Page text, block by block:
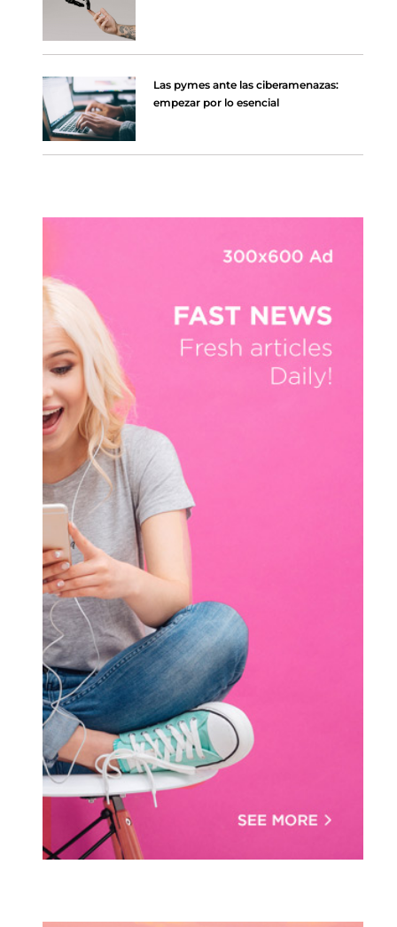
Las pymes ante las ciberamenazas:
empezar por lo esencial